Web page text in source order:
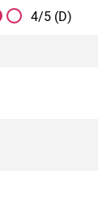
4/5 (D)